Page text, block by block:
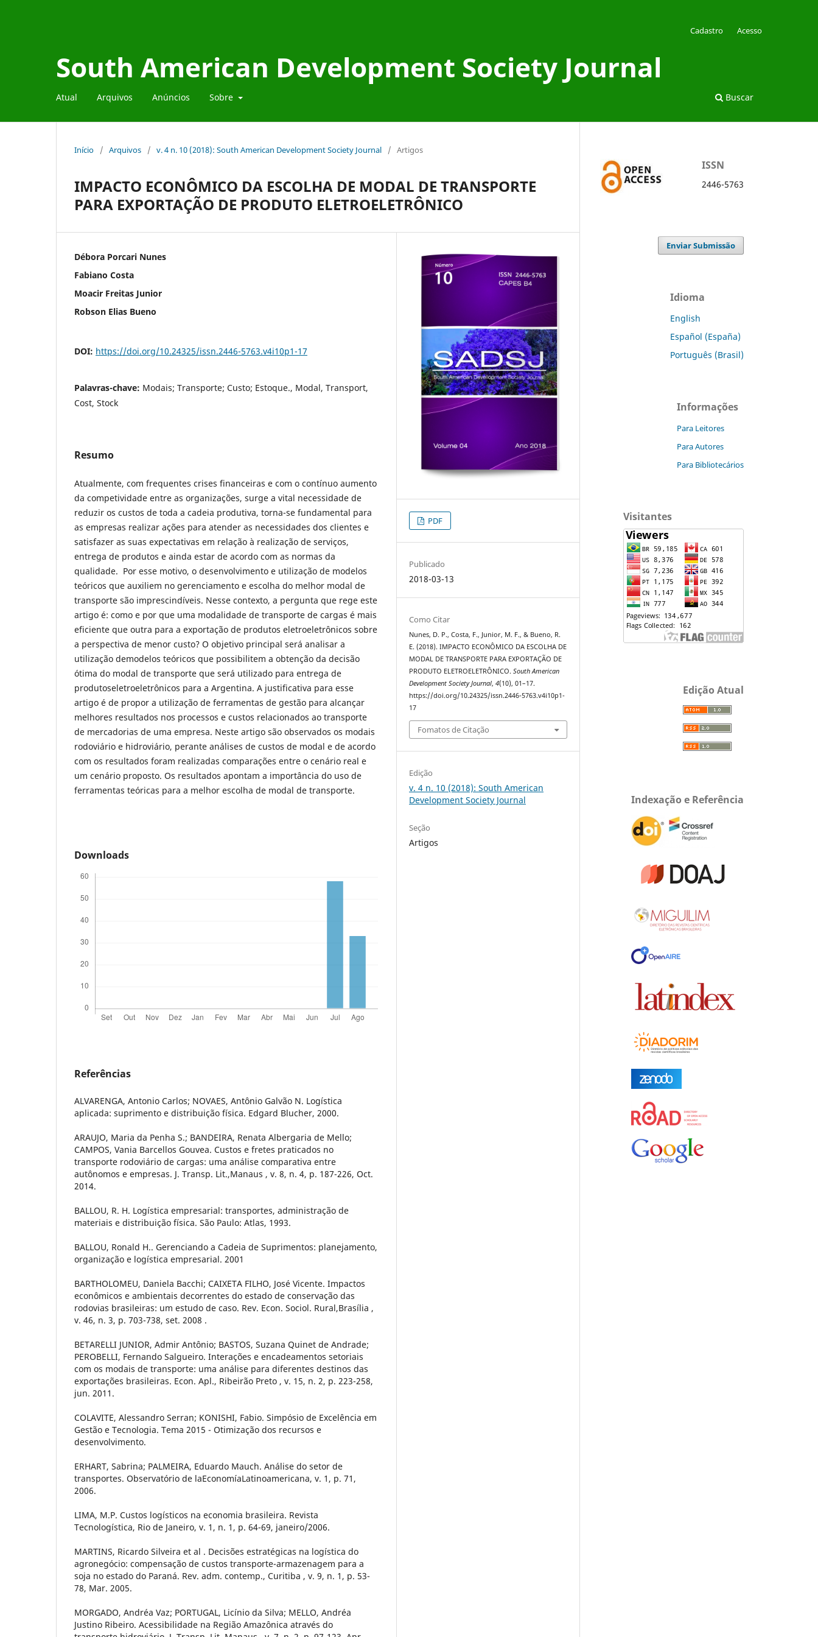
South American Development Society Journal
Atual Arquivos Anúncios Sobre Buscar
Cadastro Acesso
Início / Arquivos / v. 4 n. 10 (2018): South American Development Society Journal / Artigos
IMPACTO ECONÔMICO DA ESCOLHA DE MODAL DE TRANSPORTE
PARA EXPORTAÇÃO DE PRODUTO ELETROELETRÔNICO
Débora Porcari Nunes
Fabiano Costa
Moacir Freitas Junior
Robson Elias Bueno
DOI: https://doi.org/10.24325/issn.2446-5763.v4i10p1-17
Palavras-chave: Modais; Transporte; Custo; Estoque., Modal, Transport,
Cost, Stock
Resumo
Atualmente, com frequentes crises financeiras e com o contínuo aumento
da competividade entre as organizações, surge a vital necessidade de
reduzir os custos de toda a cadeia produtiva, torna-se fundamental para
as empresas realizar ações para atender as necessidades dos clientes e
satisfazer as suas expectativas em relação à realização de serviços,
entrega de produtos e ainda estar de acordo com as normas da
qualidade. Por esse motivo, o desenvolvimento e utilização de modelos
teóricos que auxiliem no gerenciamento e escolha do melhor modal de
transporte são imprescindíveis. Nesse contexto, a pergunta que rege este
artigo é: como e por que uma modalidade de transporte de cargas é mais
eficiente que outra para a exportação de produtos eletroeletrônicos sobre
a perspectiva de menor custo? O objetivo principal será analisar a
utilização demodelos teóricos que possibilitem a obtenção da decisão
ótima do modal de transporte que será utilizado para entrega de
produtoseletroeletrônicos para a Argentina. A justificativa para esse
artigo é de propor a utilização de ferramentas de gestão para alcançar
melhores resultados nos processos e custos relacionados ao transporte
de mercadorias de uma empresa. Neste artigo são observados os modais
rodoviário e hidroviário, perante análises de custos de modal e de acordo
com os resultados foram realizadas comparações entre o cenário real e
um cenário proposto. Os resultados apontam a importância do uso de
ferramentas teóricas para a melhor escolha de modal de transporte.
Downloads
Referências
ALVARENGA, Antonio Carlos; NOVAES, Antônio Galvão N. Logística
aplicada: suprimento e distribuição física. Edgard Blucher, 2000.
ARAUJO, Maria da Penha S.; BANDEIRA, Renata Albergaria de Mello;
CAMPOS, Vania Barcellos Gouvea. Custos e fretes praticados no
transporte rodoviário de cargas: uma análise comparativa entre
autônomos e empresas. J. Transp. Lit.,Manaus , v. 8, n. 4, p. 187-226, Oct.
2014.
BALLOU, R. H. Logística empresarial: transportes, administração de
materiais e distribuição física. São Paulo: Atlas, 1993.
BALLOU, Ronald H.. Gerenciando a Cadeia de Suprimentos: planejamento,
organização e logística empresarial. 2001
BARTHOLOMEU, Daniela Bacchi; CAIXETA FILHO, José Vicente. Impactos
econômicos e ambientais decorrentes do estado de conservação das
rodovias brasileiras: um estudo de caso. Rev. Econ. Sociol. Rural,Brasília ,
v. 46, n. 3, p. 703-738, set. 2008 .
BETARELLI JUNIOR, Admir Antônio; BASTOS, Suzana Quinet de Andrade;
PEROBELLI, Fernando Salgueiro. Interações e encadeamentos setoriais
com os modais de transporte: uma análise para diferentes destinos das
exportações brasileiras. Econ. Apl., Ribeirão Preto , v. 15, n. 2, p. 223-258,
jun. 2011.
COLAVITE, Alessandro Serran; KONISHI, Fabio. Simpósio de Excelência em
Gestão e Tecnologia. Tema 2015 - Otimização dos recursos e
desenvolvimento.
ERHART, Sabrina; PALMEIRA, Eduardo Mauch. Análise do setor de
transportes. Observatório de laEconomíaLatinoamericana, v. 1, p. 71,
2006.
LIMA, M.P. Custos logísticos na economia brasileira. Revista
Tecnologística, Rio de Janeiro, v. 1, n. 1, p. 64-69, janeiro/2006.
MARTINS, Ricardo Silveira et al . Decisões estratégicas na logística do
agronegócio: compensação de custos transporte-armazenagem para a
soja no estado do Paraná. Rev. adm. contemp., Curitiba , v. 9, n. 1, p. 53-
78, Mar. 2005.
MORGADO, Andréa Vaz; PORTUGAL, Licínio da Silva; MELLO, Andréa
Justino Ribeiro. Acessibilidade na Região Amazônica através do
PDF
Publicado
2018-03-13
Como Citar
Nunes, D. P., Costa, F., Junior, M. F., & Bueno, R.
E. (2018). IMPACTO ECONÔMICO DA ESCOLHA DE
MODAL DE TRANSPORTE PARA EXPORTAÇÃO DE
PRODUTO ELETROELETRÔNICO.South American
Development Society Journal,4(10), 01–17.
https://doi.org/10.24325/issn.2446-5763.v4i10p1-
17
Fomatos de Citação
Edição
v. 4 n. 10 (2018): South American
Development Society Journal
Seção
Artigos
ISSN
2446-5763
Enviar Submissão
Idioma
English
Español (España)
Português (Brasil)
Informações
Para Leitores
Para Autores
Para Bibliotecários
Visitantes
Edição Atual
Indexação e Referência